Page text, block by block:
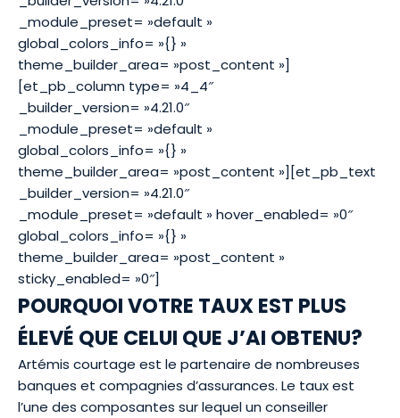
_module_preset= »default »
global_colors_info= »{} »
theme_builder_area= »post_content »]
[et_pb_column type= »4_4″
_builder_version= »4.21.0″
_module_preset= »default »
global_colors_info= »{} »
theme_builder_area= »post_content »][et_pb_text
_builder_version= »4.21.0″
_module_preset= »default » hover_enabled= »0″
global_colors_info= »{} »
theme_builder_area= »post_content »
sticky_enabled= »0″]
POURQUOI VOTRE TAUX EST PLUS
ÉLEVÉ QUE CELUI QUE J’AI OBTENU?
Artémis courtage est le partenaire de nombreuses
banques et compagnies d’assurances. Le taux est
l’une des composantes sur lequel un conseiller